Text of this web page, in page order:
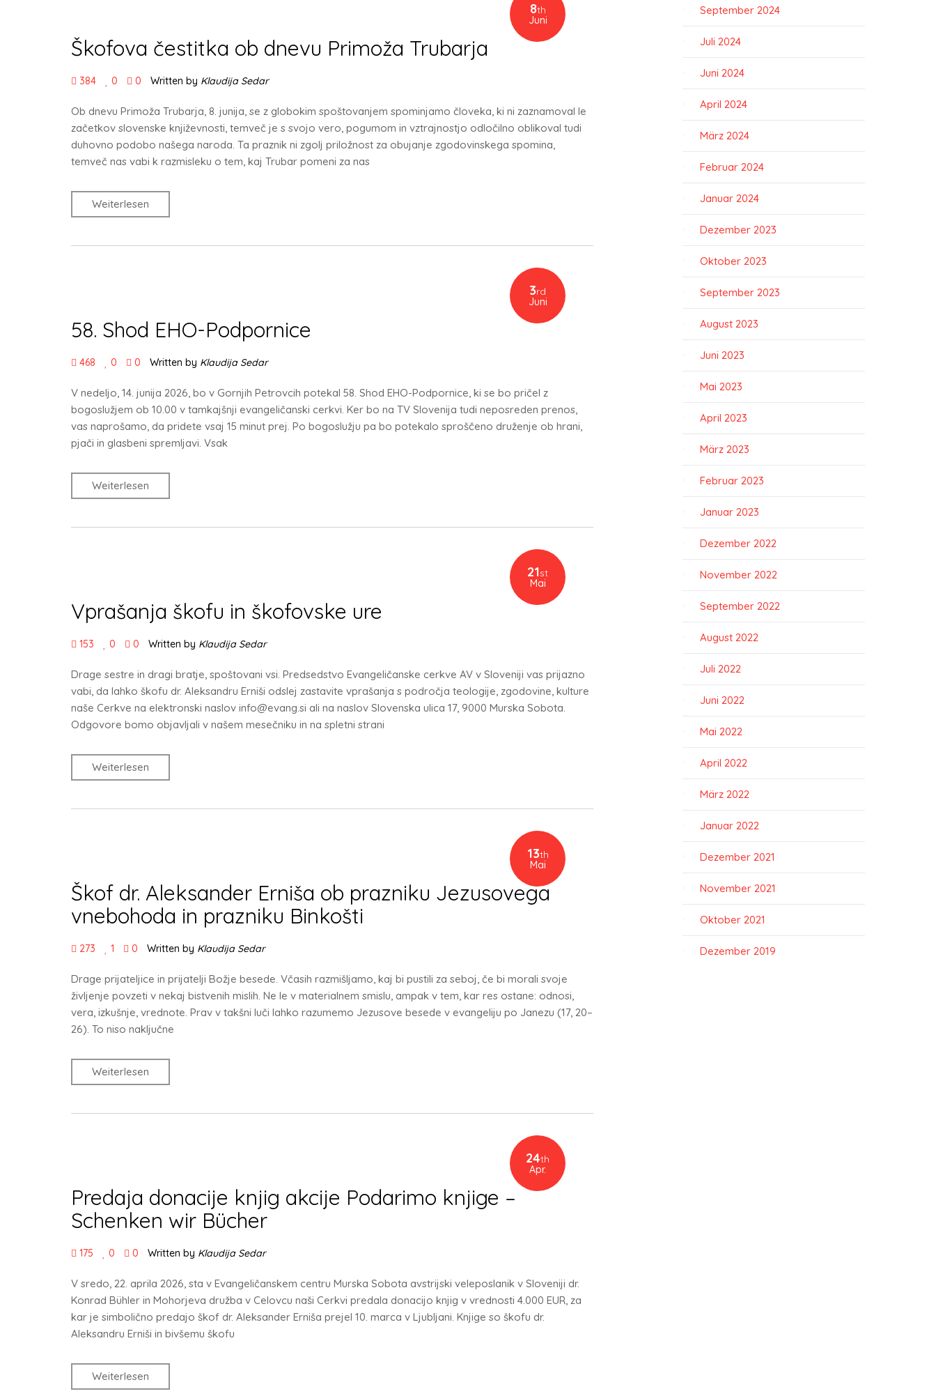
8th
Juni
Škofova čestitka ob dnevu Primoža Trubarja
384 0 0 Written by Klaudija Sedar
Ob dnevu Primoža Trubarja, 8. junija, se z globokim spoštovanjem spominjamo človeka, ki ni zaznamoval le
začetkov slovenske književnosti, temveč je s svojo vero, pogumom in vztrajnostjo odločilno oblikoval tudi
duhovno podobo našega naroda. Ta praznik ni zgolj priložnost za obujanje zgodovinskega spomina,
temveč nas vabi k razmisleku o tem, kaj Trubar pomeni za nas
Weiterlesen
3rd
Juni
58. Shod EHO-Podpornice
468 0 0 Written by Klaudija Sedar
V nedeljo, 14. junija 2026, bo v Gornjih Petrovcih potekal 58. Shod EHO-Podpornice, ki se bo pričel z
bogoslužjem ob 10.00 v tamkajšnji evangeličanski cerkvi. Ker bo na TV Slovenija tudi neposreden prenos,
vas naprošamo, da pridete vsaj 15 minut prej. Po bogoslužju pa bo potekalo sproščeno druženje ob hrani,
pjači in glasbeni spremljavi. Vsak
Weiterlesen
21st
Mai
Vprašanja škofu in škofovske ure
153 0 0 Written by Klaudija Sedar
Drage sestre in dragi bratje, spoštovani vsi. Predsedstvo Evangeličanske cerkve AV v Sloveniji vas prijazno
vabi, da lahko škofu dr. Aleksandru Erniši odslej zastavite vprašanja s področja teologije, zgodovine, kulture
naše Cerkve na elektronski naslov info@evang.si ali na naslov Slovenska ulica 17, 9000 Murska Sobota.
Odgovore bomo objavljali v našem mesečniku in na spletni strani
Weiterlesen
13th
Mai
Škof dr. Aleksander Erniša ob prazniku Jezusovega
vnebohoda in prazniku Binkošti
273 1 0 Written by Klaudija Sedar
Drage prijateljice in prijatelji Božje besede. Včasih razmišljamo, kaj bi pustili za seboj, če bi morali svoje
življenje povzeti v nekaj bistvenih mislih. Ne le v materialnem smislu, ampak v tem, kar res ostane: odnosi,
vera, izkušnje, vrednote. Prav v takšni luči lahko razumemo Jezusove besede v evangeliju po Janezu (17, 20–
26). To niso naključne
Weiterlesen
24th
Apr.
Predaja donacije knjig akcije Podarimo knjige –
Schenken wir Bücher
175 0 0 Written by Klaudija Sedar
V sredo, 22. aprila 2026, sta v Evangeličanskem centru Murska Sobota avstrijski veleposlanik v Sloveniji dr.
Konrad Bühler in Mohorjeva družba v Celovcu naši Cerkvi predala donacijo knjig v vrednosti 4.000 EUR, za
kar je simbolično predajo škof dr. Aleksander Erniša prejel 10. marca v Ljubljani. Knjige so škofu dr.
Aleksandru Erniši in bivšemu škofu
Weiterlesen
September 2024
Juli 2024
Juni 2024
April 2024
März 2024
Februar 2024
Januar 2024
Dezember 2023
Oktober 2023
September 2023
August 2023
Juni 2023
Mai 2023
April 2023
März 2023
Februar 2023
Januar 2023
Dezember 2022
November 2022
September 2022
August 2022
Juli 2022
Juni 2022
Mai 2022
April 2022
März 2022
Januar 2022
Dezember 2021
November 2021
Oktober 2021
Dezember 2019